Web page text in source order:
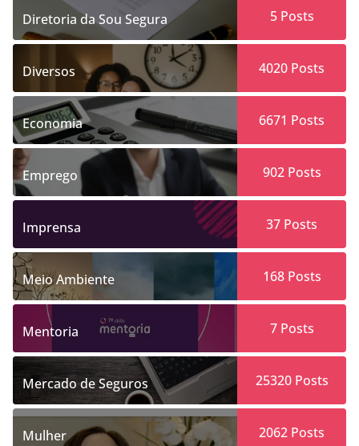
Diretoria da Sou Segura 5Posts
Diversos 4020 Posts
Economia 6671 Posts
Emprego 902Posts
Imprensa 37 Posts
Meio Ambiente 168Posts
Mentoria 7Posts
Mercado de Seguros 25320Posts
Mulher 2062 Posts